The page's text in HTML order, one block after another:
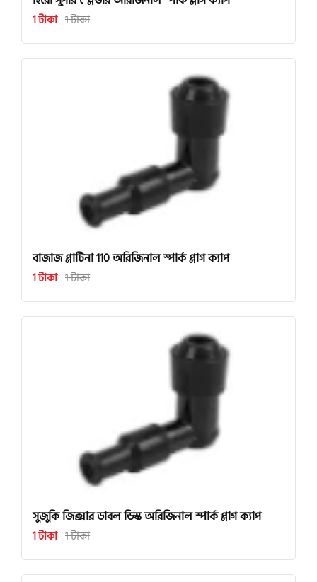
1 টাকা 1 টাকা
বাজাজ প্লাটিনা 110 অরিজিনাল স্পার্ক প্লাগ ক্যাপ
1 টাকা 1 টাকা
সুজুকি জিক্সার ডাবল ডিস্ক অরিজিনাল স্পার্ক প্লাগ ক্যাপ
1 টাকা 1 টাকা